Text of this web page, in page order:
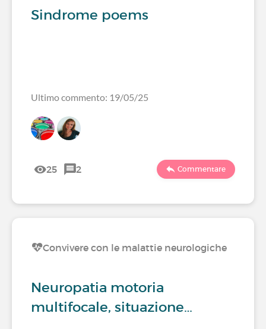
Sindrome poems
Ultimo commento: 19/05/25
25 2 Commentare
Convivere con le malattie neurologiche
Neuropatia motoria
multifocale, situazione…